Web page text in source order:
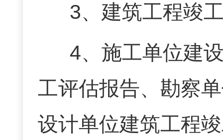
3、建筑工程竣
4、施工单位建
工评估报告、勘察
设计单位建筑工程